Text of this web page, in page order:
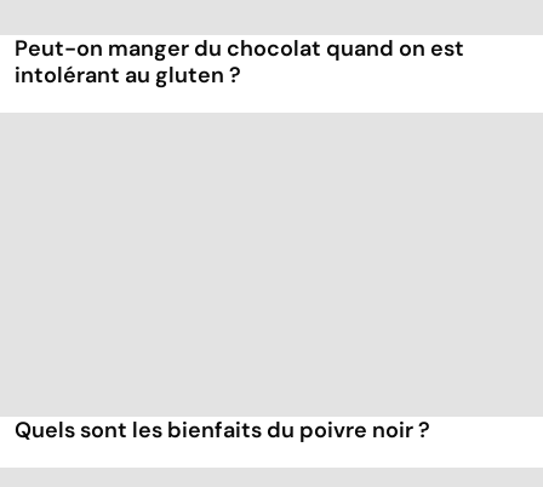
Peut-on manger du chocolat quand on est
intolérant au gluten ?
Quels sont les bienfaits du poivre noir ?